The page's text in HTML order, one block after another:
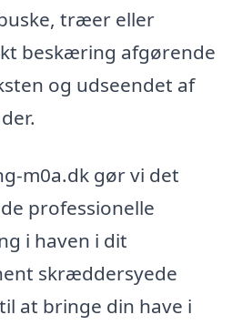
træer eller
beskæring afgørende
og udseendet af
m0a.dk gør vi det
professionelle
i haven i dit
skræddersyede
at bringe din have i